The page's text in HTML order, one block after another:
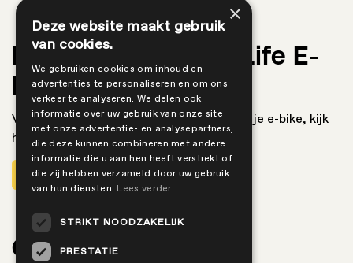
Handleiding Roetz Life E-
bike
Voor alle informatie rond het gebruik van je e-bike, kijk
hier:
Handleiding Roetz Life E-bike
Contact informatie
×
Deze website maakt gebruik
van cookies.
We gebruiken cookies om inhoud en
advertenties te personaliseren en om ons
verkeer te analyseren. We delen ook
informatie over uw gebruik van onze site
met onze advertentie- en analysepartners,
die deze kunnen combineren met andere
informatie die u aan hen heeft verstrekt of
die zij hebben verzameld door uw gebruik
van hun diensten. Lees verder
STRIKT NOODZAKELIJK
PRESTATIE